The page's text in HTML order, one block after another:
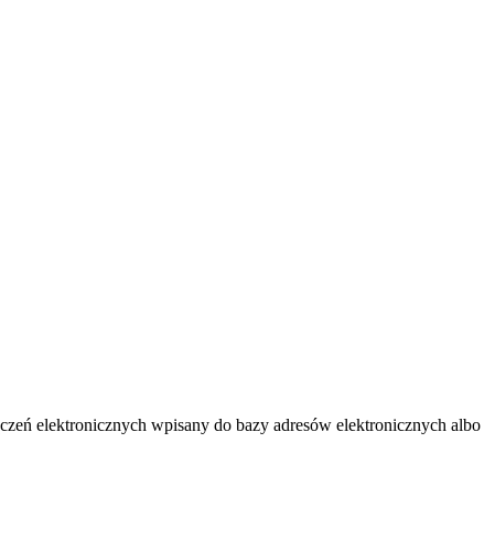
elektronicznych wpisany do bazy adresów elektronicznych albo